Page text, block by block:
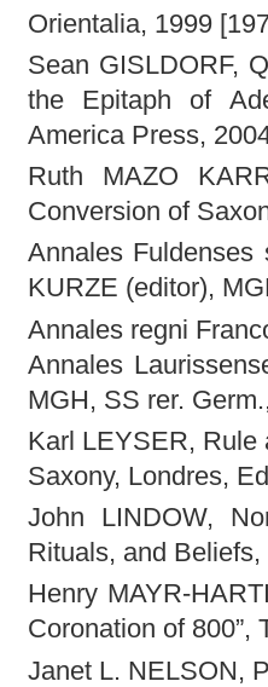
Orientalia, 1999
Sean GISLDORF,
the Epitaph of
America Press,
Ruth MAZO
Conversion of
Annales Fuldenses
KURZE (editor),
Annales regni
Annales
MGH, SS rer.
Karl LEYSER, Rule
Saxony, Londres,
John LINDOW,
Rituals, and
Henry MAYR-
Coronation of 800”,
Janet L. NELSON,